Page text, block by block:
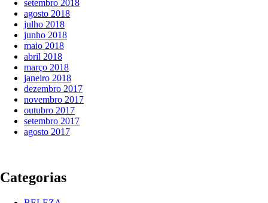
setembro 2018
agosto 2018
julho 2018
junho 2018
maio 2018
abril 2018
março 2018
janeiro 2018
dezembro 2017
novembro 2017
outubro 2017
setembro 2017
agosto 2017
Categorias